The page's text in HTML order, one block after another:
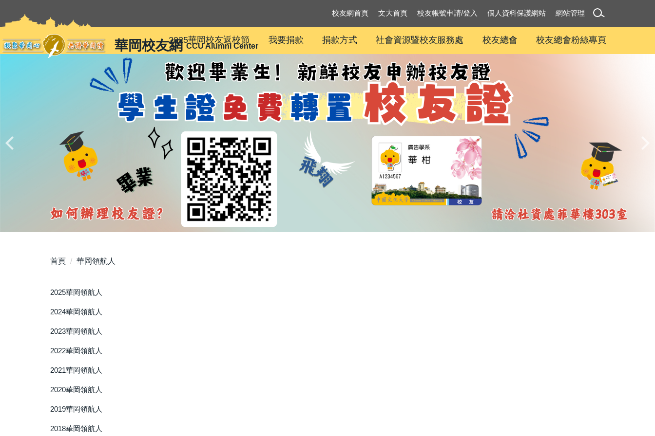
要
內
華岡校友網 CCU Alumni Center
校友網首頁 文大首頁 校友帳號申請/登入 個人資料保護網站 網站管理
2025華岡校友返校節 我要捐款 捐款方式 社會資源暨校友服務處 校友總會 校友總會粉絲專頁
首頁 華岡領航人
2025華岡領航人
2024華岡領航人
2023華岡領航人
2022華岡領航人
2021華岡領航人
2020華岡領航人
2019華岡領航人
2018華岡領航人